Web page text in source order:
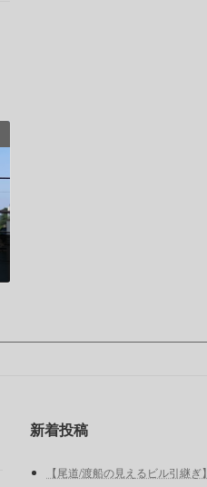
新着投稿
【尾道/渡船の見えるビル引継ぎ】